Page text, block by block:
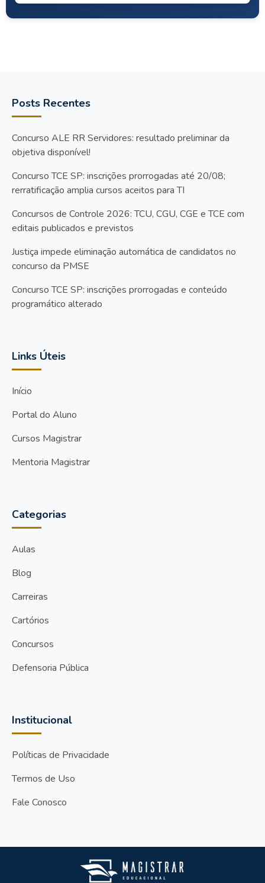
Posts Recentes
Concurso ALE RR Servidores: resultado preliminar da
objetiva disponível!
Concurso TCE SP: inscrições prorrogadas até 20/08;
rerratificação amplia cursos aceitos para TI
Concursos de Controle 2026: TCU, CGU, CGE e TCE com
editais publicados e previstos
Justiça impede eliminação automática de candidatos no
concurso da PMSE
Concurso TCE SP: inscrições prorrogadas e conteúdo
programático alterado
Links Úteis
Início
Portal do Aluno
Cursos Magistrar
Mentoria Magistrar
Categorias
Aulas
Blog
Carreiras
Cartórios
Concursos
Defensoria Pública
Institucional
Políticas de Privacidade
Termos de Uso
Fale Conosco